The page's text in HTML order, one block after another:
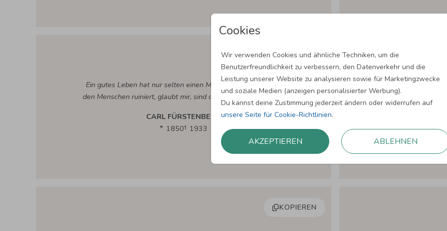
Cookies
Wir verwenden Cookies und ähnliche Techniken, um die
Benutzerfreundlichkeit zu verbessern, den Datenverkehr und die
Leistung unserer Website zu analysieren sowie für Marketingzwecke
und soziale Medien (anzeigen personalisierter Werbung).
Du kannst deine Zustimmung jederzeit ändern oder widerrufen auf
unsere Seite für Cookie-Richtlinien.
AKZEPTIEREN ABLEHNEN
KOPIEREN
Ein gutes Leben hat nur selten einen Menschen ruiniert. Was
den Menschen ruiniert, glaubt mir, sind die dummen Geschäfte.
CARL FÜRSTENBERG
1850
1933
Trenne
KOPIEREN